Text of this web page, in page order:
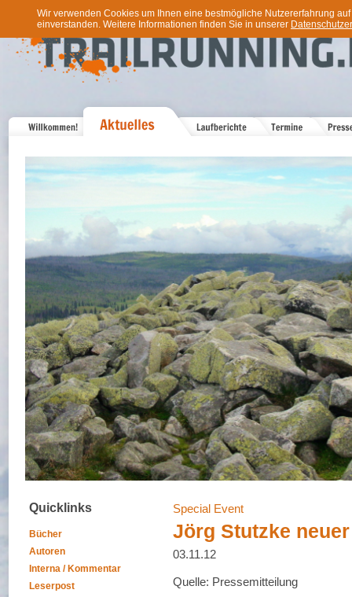
Wir verwenden Cookies um Ihnen eine bestmögliche Nutzererfahrung
einverstanden. Weitere Informationen finden Sie in unserer
Quicklinks
Bücher
Autoren
Interna / Kommentar
Leserpost
Special Event
Jörg Stutzke
03.11.12
Quelle: Pressemitteilung